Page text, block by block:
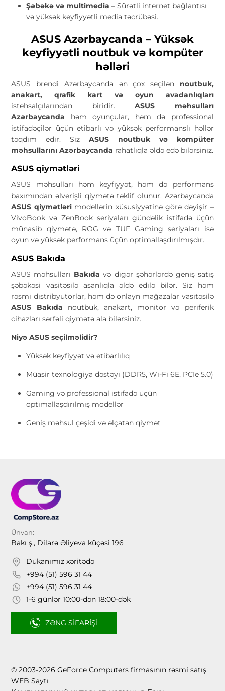
Şəbəkə və multimedia – Sürətli internet bağlantısı
və yüksək keyfiyyətli media təcrübəsi.
ASUS Azərbaycanda – Yüksək
keyfiyyətli noutbuk və kompüter
həlləri
ASUS brendi Azərbaycanda ən çox seçilən noutbuk,
anakart, qrafik kart və oyun avadanlıqları
istehsalçılarından biridir.ASUS məhsulları
Azərbaycanda həm oyunçular, həm də professional
istifadəçilər üçün etibarlı və yüksək performanslı həllər
təqdim edir. Siz ASUS noutbuk və kompüter
məhsullarını Azərbaycanda rahatlıqla əldə edə bilərsiniz.
ASUS qiymətləri
ASUS məhsulları həm keyfiyyət, həm də performans
baxımından əlverişli qiymətə təklif olunur. Azərbaycanda
ASUS qiymətlərimodellərin xüsusiyyətinə görə dəyişir –
VivoBook və ZenBook seriyaları gündəlik istifadə üçün
münasib qiymətə, ROG və TUF Gaming seriyaları isə
oyun və yüksək performans üçün optimallaşdırılmışdır.
ASUS Bakıda
ASUS məhsulları Bakıda və digər şəhərlərdə geniş satış
şəbəkəsi vasitəsilə asanlıqla əldə edilə bilər. Siz həm
rəsmi distribyutorlar, həm də onlayn mağazalar vasitəsilə
ASUS Bakıda noutbuk, anakart, monitor və periferik
cihazları sərfəli qiymətə ala bilərsiniz.
Niyə ASUS seçilməlidir?
Yüksək keyfiyyət və etibarlılıq
Müasir texnologiya dəstəyi (DDR5, Wi-Fi 6E, PCIe 5.0)
Gaming və professional istifadə üçün
optimallaşdırılmış modellər
Geniş məhsul çeşidi və əlçatan qiymət
Ünvan:
Bakı ş., Dilarə Əliyeva küçəsi 196
Dükanımız xəritədə
+994 (51) 596 31 44
+994 (51) 596 31 44
1-6 günlər 10:00-dən 18:00-dək
ZƏNG SIFARIŞI
© 2003-2026 GeForce Computers firmasının rəsmi satış
WEB Saytı